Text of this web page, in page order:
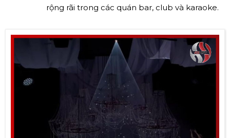
rộng rãi trong các quán bar, club và karaoke.